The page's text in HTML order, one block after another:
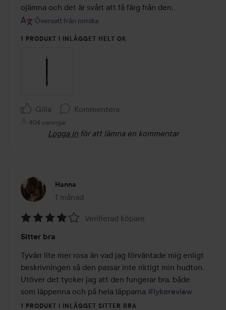
5
ojämna och det är svårt att få färg från den.
Översatt från norska
1 PRODUKT I INLÄGGET HELT OK
Gilla Kommentera
404 visningar
Logga in för att lämna en kommentar
Hanna
1 månad
Inlägget skapades 1 månad
4
av
5
Verifierad köpare
Sitter bra
Tyvärr lite mer rosa än vad jag förväntade mig enligt
beskrivningen så den passar inte riktigt min hudton.
Utöver det tycker jag att den fungerar bra, både
som läppenna och på hela läpparna #lykoreview
1 PRODUKT I INLÄGGET SITTER BRA